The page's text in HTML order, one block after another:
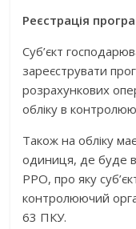
Реєстрація
Суб’єкт
зареєструвати
розрахункових
обліку в
Також на обліку
одиниця, де буде
РРО, про яку
контролюючий
63 ПКУ.